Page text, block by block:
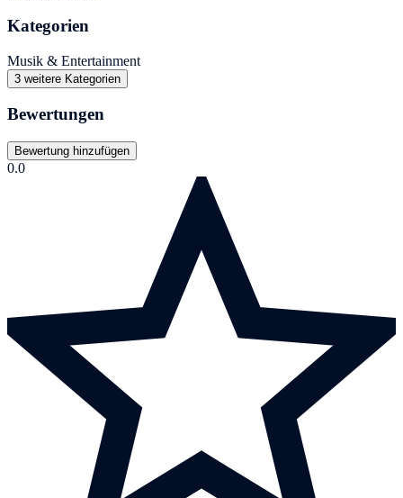
Kategorien
Musik & Entertainment
3 weitere Kategorien
Bewertungen
Bewertung hinzufügen
0.0